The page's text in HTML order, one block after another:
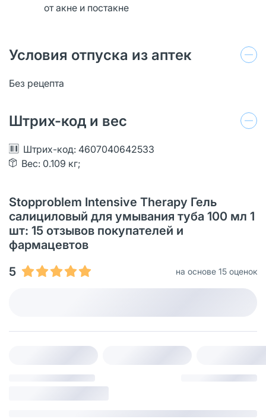
от акне и постакне
Условия отпуска из аптек
Без рецепта
Штрих-код и вес
Штрих-код: 4607040642533
Вес: 0.109 кг;
Stopproblem Intensive Therapy Гель
салициловый для умывания туба 100 мл 1
шт: 15 отзывов покупателей и
фармацевтов
5
на основе 15 оценок